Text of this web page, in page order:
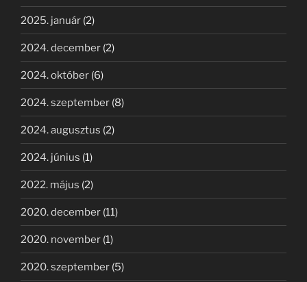
2025. január (2)
2024. december (2)
2024. október (6)
2024. szeptember (8)
2024. augusztus (2)
2024. június (1)
2022. május (2)
2020. december (11)
2020. november (1)
2020. szeptember (5)